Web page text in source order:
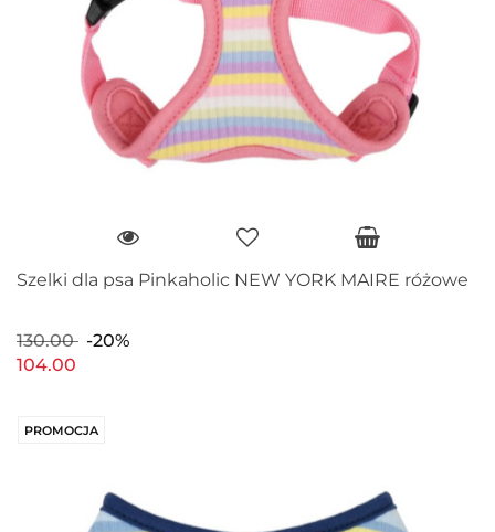
Szelki dla psa Pinkaholic NEW YORK MAIRE różowe
130.00
-20%
104.00
PROMOCJA